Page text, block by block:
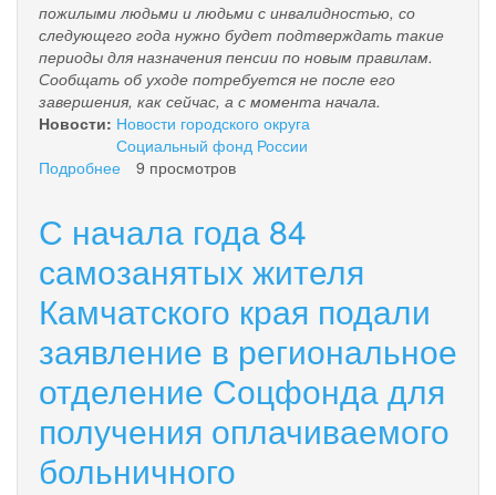
пожилыми людьми и людьми с инвалидностью, со
следующего года нужно будет подтверждать такие
периоды для назначения пенсии по новым правилам.
Сообщать об уходе потребуется не после его
завершения, как сейчас, а с момента начала.
Новости: Новости городского округа
Социальный фонд России
Подробнее
года
порядок
стажа
по
уходу
за
пожилыми
и
9 просмотров
С начала года 84
самозанятых жителя
Камчатского края подали
заявление в региональное
отделение Соцфонда для
получения оплачиваемого
больничного